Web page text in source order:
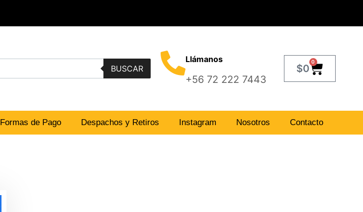
BUSCAR
Llámanos
+56 72 222 7443
$0
0
Formas de Pago Despachos y Retiros Instagram Nosotros Contacto